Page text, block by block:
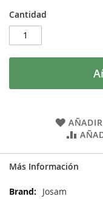
Cantidad
Más Información
Más
Josam